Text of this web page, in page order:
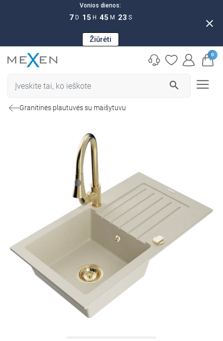
Vonios dienos:
7 D 15 H 45 M 22 S
Žiūrėti
close
search
0
Granitinės plautuvės su maišytuvu